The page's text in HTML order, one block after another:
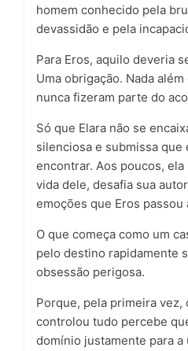
homem conhecido pela
devassidão e pela
Para Eros, aquilo deveria
Uma obrigação. Nada
nunca fizeram parte do
Só que Elara não se
silenciosa e submissa que
encontrar. Aos poucos,
vida dele, desafia sua
emoções que Eros
O que começa como um
pelo destino rapidamente
obsessão perigosa.
Porque, pela primeira vez,
controlou tudo percebe
domínio justamente para a